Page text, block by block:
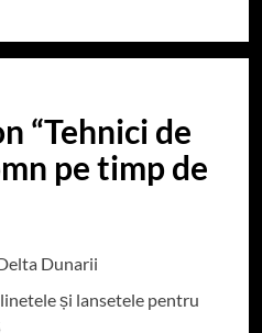
“Tehnici de
pe timp de
Dunarii
și lansetele pentru